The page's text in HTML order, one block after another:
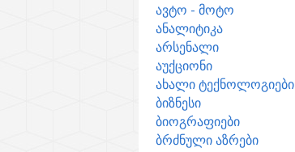
ავტო - მოტო
ანალიტიკა
არსენალი
აუქციონი
ახალი ტექნოლოგიები
ბიზნესი
ბიოგრაფიები
ბრძნული აზრები